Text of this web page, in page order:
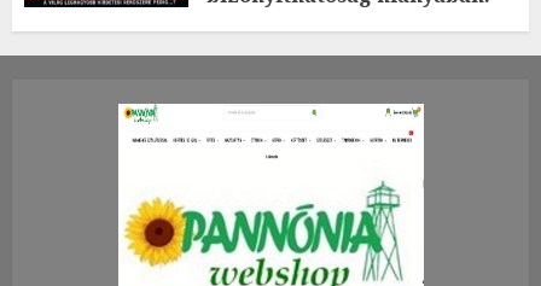
2026.JÚLIUS.23. CSÜTÖRTÖK.
0